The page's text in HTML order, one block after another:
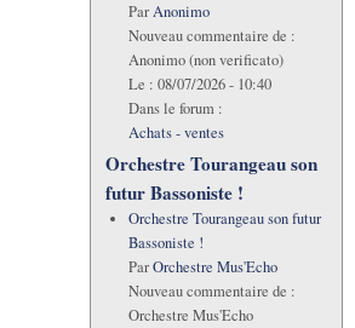
ParAnonimo
Nouveau commentaire de :
Anonimo (non verificato)
Le : 08/07/2026 - 10:40
Dans le forum :
Achats - ventes
Orchestre Tourangeau son
futur Bassoniste !
Orchestre Tourangeau son futur
Bassoniste !
ParOrchestre Mus'Echo
Nouveau commentaire de :
Orchestre Mus'Echo